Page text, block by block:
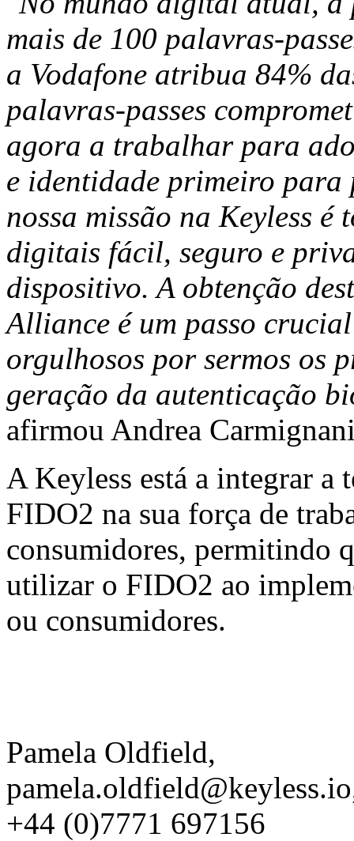
mais de 100 palavras-
a Vodafone atribua 84%
palavras-passes
agora a trabalhar para
e identidade primeiro para
nossa missão na Keyless é
digitais fácil, seguro e
dispositivo. A obtenção
Alliance é um passo
orgulhosos por sermos os
geração da autenticação
afirmou Andrea
A Keyless está a integrar
FIDO2 na sua força de
consumidores, permitindo
utilizar o FIDO2 ao
ou consumidores.
Pamela Oldfield,
pamela.oldfield@keyless.io
+44 (0)7771 697156